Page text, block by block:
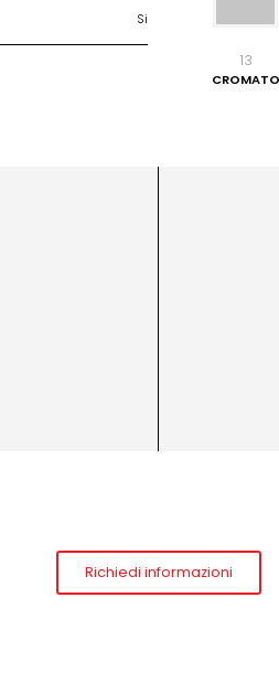
Si
13
CROMATO
Richiedi informazioni